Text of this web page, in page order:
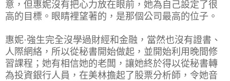
意，但惠妮沒有把心力放在眼前，她為自己設定了很
高的目標。眼睛裡望著的，是那個公司最高的位子。
惠妮·強生完全沒學過財經和金融，當然也沒有證書、
人際網絡，所以從秘書開始做起，並開始利用晚間修
習課程；她有相信她的老闆，讓她終於得以從秘書轉
為投資銀行人員，在美林擔起了股票分析師，令她音